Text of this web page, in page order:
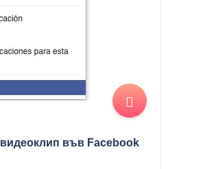
във Facebook